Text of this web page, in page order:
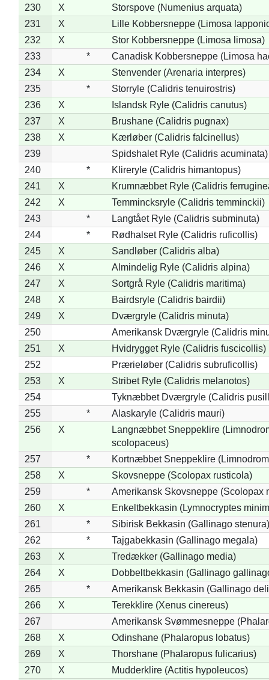
230 X
Storspove (Numenius arquata)
231
X
Lille Kobbersneppe (Limosa
232
X
Stor Kobbersneppe (Limosa limosa)
233
*
Canadisk Kobbersneppe (Limosa
234
X
Stenvender (Arenaria interpres)
235
*
Storryle (Calidris tenuirostris)
236
X
Islandsk Ryle (Calidris canutus)
237
X
Brushane (Calidris pugnax)
238
X
Kærløber (Calidris falcinellus)
239
Spidshalet Ryle (Calidris acuminata)
240
*
Klireryle (Calidris himantopus)
241
X
Krumnæbbet Ryle (Calidris
242
X
Temmincksryle (Calidris temminckii)
243
*
Langtået Ryle (Calidris subminuta)
244
*
Rødhalset Ryle (Calidris ruficollis)
245
X
Sandløber (Calidris alba)
246
X
Almindelig Ryle (Calidris alpina)
247
X
Sortgrå Ryle (Calidris maritima)
248
X
Bairdsryle (Calidris bairdii)
249
X
Dværgryle (Calidris minuta)
250
Amerikansk Dværgryle (Calidris
251
X
Hvidrygget Ryle (Calidris fuscicollis)
252
Prærieløber (Calidris subruficollis)
253
X
Stribet Ryle (Calidris melanotos)
254
Tyknæbbet Dværgryle (Calidris
255
*
Alaskaryle (Calidris mauri)
256
X
Langnæbbet Sneppeklire
scolopaceus)
257
*
Kortnæbbet Sneppeklire
258
X
Skovsneppe (Scolopax rusticola)
259
*
Amerikansk Skovsneppe (Scolopax
260
X
Enkeltbekkasin (Lymnocryptes
261
*
Sibirisk Bekkasin (Gallinago stenura)
262
*
Tajgabekkasin (Gallinago megala)
263
X
Tredækker (Gallinago media)
264
X
Dobbeltbekkasin (Gallinago
265
*
Amerikansk Bekkasin (Gallinago
266
X
Terekklire (Xenus cinereus)
267
Amerikansk Svømmesneppe
268
X
Odinshane (Phalaropus lobatus)
269
X
Thorshane (Phalaropus fulicarius)
270
X
Mudderklire (Actitis hypoleucos)